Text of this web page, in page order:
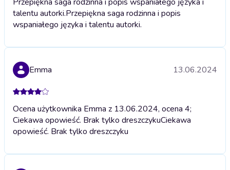
talentu autorki.Przepiękna saga rodzinna i popis
wspaniałego języka i talentu autorki.
Emma 13.06.2024
Ocena użytkownika Emma z 13.06.2024, ocena 4;
Ciekawa opowieść. Brak tylko dreszczykuCiekawa
opowieść. Brak tylko dreszczyku